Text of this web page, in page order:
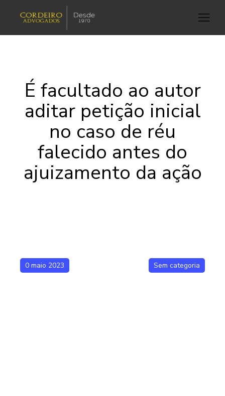
É facultado ao autor
aditar petição inicial
no caso de réu
falecido antes do
ajuizamento da ação
0 maio 2023 Sem categoria